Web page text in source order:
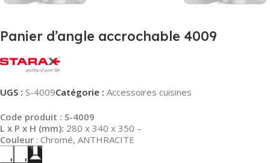
Panier d’angle accrochable 4009
UGS : S-4009Catégorie : Accessoires cuisines
Code produit : S-4009
L x P x H (mm): 280 x 340 x 350 –
Couleur : Chromé, ANTHRACITE